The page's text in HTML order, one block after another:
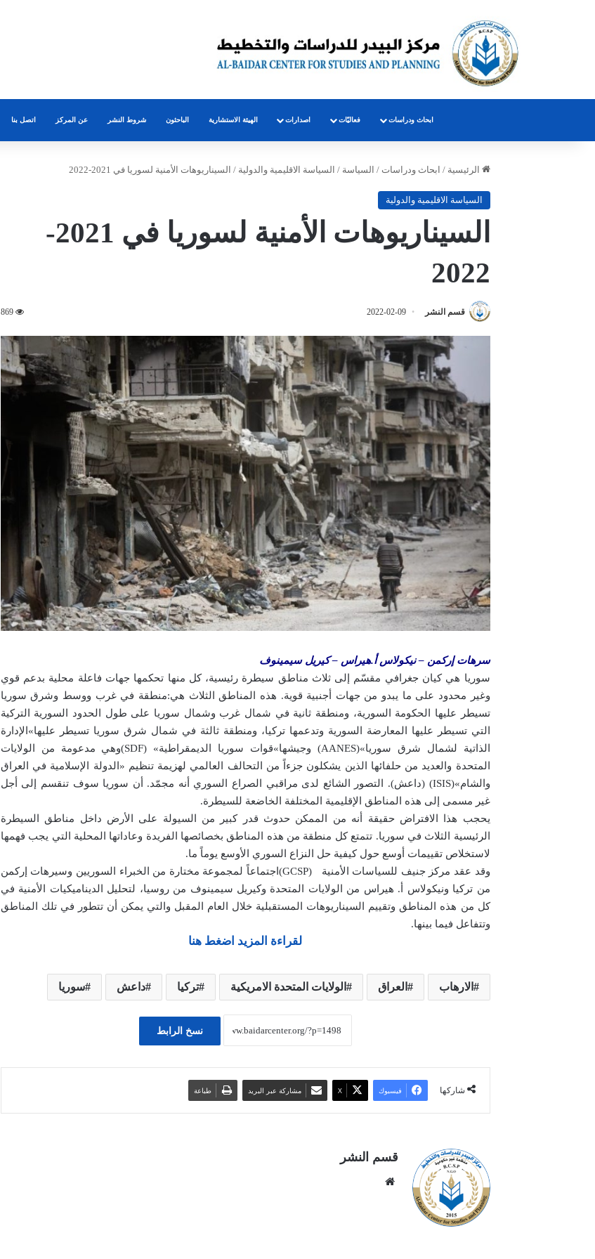
ابحاث ودراسات فعاليّات اصدارات الهيئة الاستشارية الباحثون شروط النشر عن المركز اتصل بنا
الرئيسية / ابحاث ودراسات / السياسة / السياسة الاقليمية والدولية / السيناريوهات الأمنية لسوريا في 2021-2022
السياسة الاقليمية والدولية
السيناريوهات الأمنية لسوريا في 2021-
2022
قسم النشر 2022-02-09
869
سرهات إركمن – نيكولاس أ.هيراس – كيريل سيمينوف
سوريا هي كيان جغرافي مقسّم إلى ثلاث مناطق سيطرة رئيسية، كل منها تحكمها جهات فاعلة محلية بدعم قوي
وغير محدود على ما يبدو من جهات أجنبية قوية. هذه المناطق الثلاث هي:منطقة في غرب ووسط وشرق سوريا
تسيطر عليها الحكومة السورية، ومنطقة ثانية في شمال غرب وشمال سوريا على طول الحدود السورية التركية
التي تسيطر عليها المعارضة السورية وتدعمها تركيا، ومنطقة ثالثة في شمال شرق سوريا تسيطر عليها»الإدارة
الذاتية لشمال شرق سوريا»(AANES) وجيشها»قوات سوريا الديمقراطية» (SDF)وهي مدعومة من الولايات
المتحدة والعديد من حلفائها الذين يشكلون جزءاً من التحالف العالمي لهزيمة تنظيم «الدولة الإسلامية في العراق
والشام»(ISIS) (داعش). التصور الشائع لدى مراقبي الصراع السوري أنه مجمّد. أن سوريا سوف تنقسم إلى أجل
غير مسمى إلى هذه المناطق الإقليمية المختلفة الخاضعة للسيطرة.
يحجب هذا الافتراض حقيقة أنه من الممكن حدوث قدر كبير من السيولة على الأرض داخل مناطق السيطرة
الرئيسية الثلاث في سوريا. تتمتع كل منطقة من هذه المناطق بخصائصها الفريدة وعاداتها المحلية التي يجب فهمها
لاستخلاص تقييمات أوسع حول كيفية حل النزاع السوري الأوسع يوماً ما.
وقد عقد مركز جنيف للسياسات الأمنية (GCSP)اجتماعاً لمجموعة مختارة من الخبراء السوريين وسيرهات إركمن
من تركيا ونيكولاس أ. هيراس من الولايات المتحدة وكيريل سيمينوف من روسيا، لتحليل الديناميكيات الأمنية في
كل من هذه المناطق وتقييم السيناريوهات المستقبلية خلال العام المقبل والتي يمكن أن تتطور في تلك المناطق
وتتفاعل فيما بينها.
لقراءة المزيد اضغط هنا
الارهاب العراق الولايات المتحدة الامريكية تركيا داعش سوريا
نسخ الرابط
شاركها فيسبوك ‫X مشاركة عبر البريد طباعة
قسم النشر